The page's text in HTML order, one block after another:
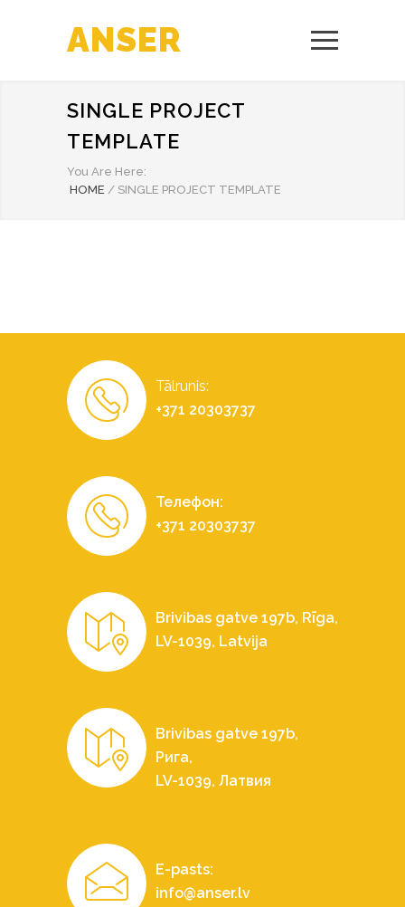
ANSER
SINGLE PROJECT
TEMPLATE
You Are Here:
HOME / SINGLE PROJECT TEMPLATE
Tālrunis:
+371 20303737
Телефон:
+371 20303737
Brivibas gatve 197b, Rīga,
LV-1039, Latvija
Brivibas gatve 197b,
Рига,
LV-1039, Латвия
E-pasts:
info@anser.lv